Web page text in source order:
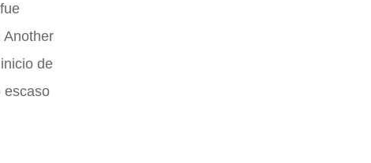
Another
de
escaso